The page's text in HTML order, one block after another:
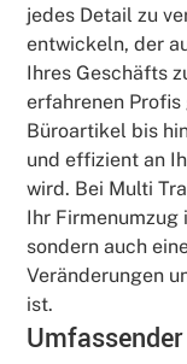
jedes Detail zu
entwickeln, der
Ihres Geschäfts
erfahrenen
Büroartikel bis
und effizient an
wird. Bei Multi
Ihr Firmenumzug
sondern auch
Veränderungen
ist.